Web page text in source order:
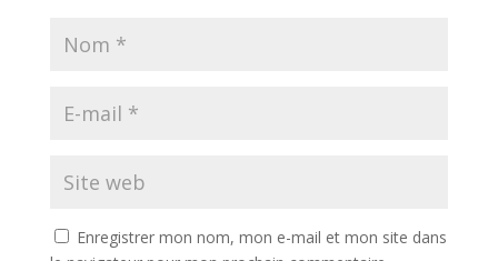
Enregistrer mon nom, mon e-mail et mon site dans